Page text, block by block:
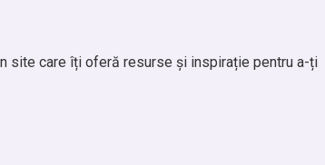
site care îți oferă resurse și inspirație pentru a-ți